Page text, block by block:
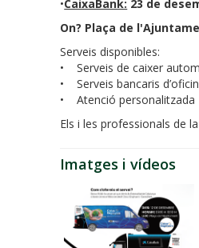
•CaixaBank: 23 de
On? Plaça de
Serveis disponibles:
• Serveis de caixer
• Serveis bancaris
• Atenció personalitzada
Els i les professionals de
Imatges i vídeos